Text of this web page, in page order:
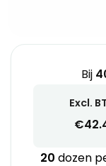
Bij
Excl.
€
20 dozen